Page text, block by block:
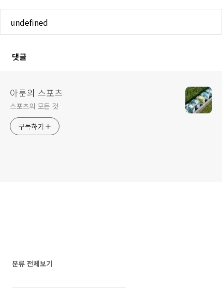
undefined
댓글
아룬의 스포츠
스포츠의 모든 것
구독하기
분류 전체보기